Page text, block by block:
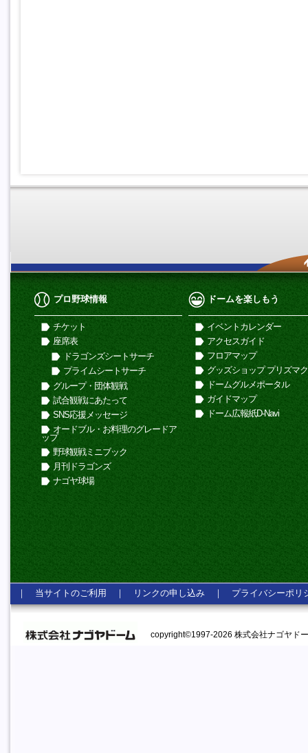
プロ野球情報
チケット
座席表
ドラゴンズシートサーチ
プライムシートサーチ
グループ・団体観戦
試合観戦にあたって
SNS応援メッセージ
オードブル・お料理のグレードア
ップ
野球観戦ミニブック
月刊ドラゴンズ
ナゴヤ球場
ドームを楽しもう
イベントカレンダー
アクセスガイド
フロアマップ
グッズショップ プリズマ
ドームグルメポータル
ガイドマップ
ドーム広報紙D-Navi
｜ 当サイトのご利用 ｜ リンクの申し込み ｜ プライバシーポリ
copyright©1997-2026 株式会社ナゴヤド